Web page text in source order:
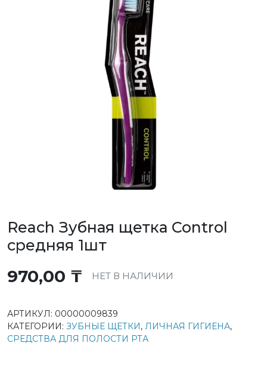
Reach Зубная щетка Control
средняя 1шт
970,00 ₸ НЕТ В НАЛИЧИИ
АРТИКУЛ: 00000009839
КАТЕГОРИИ: ЗУБНЫЕ ЩЕТКИ, ЛИЧНАЯ ГИГИЕНА,
СРЕДСТВА ДЛЯ ПОЛОСТИ РТА